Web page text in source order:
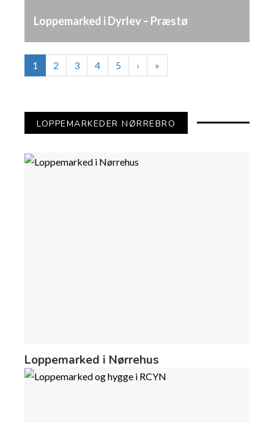
Loppemarked i Dyrlev – Præstø
1 2 3 4 5 › »
LOPPEMARKEDER NØRREBRO
Loppemarked i Nørrehus